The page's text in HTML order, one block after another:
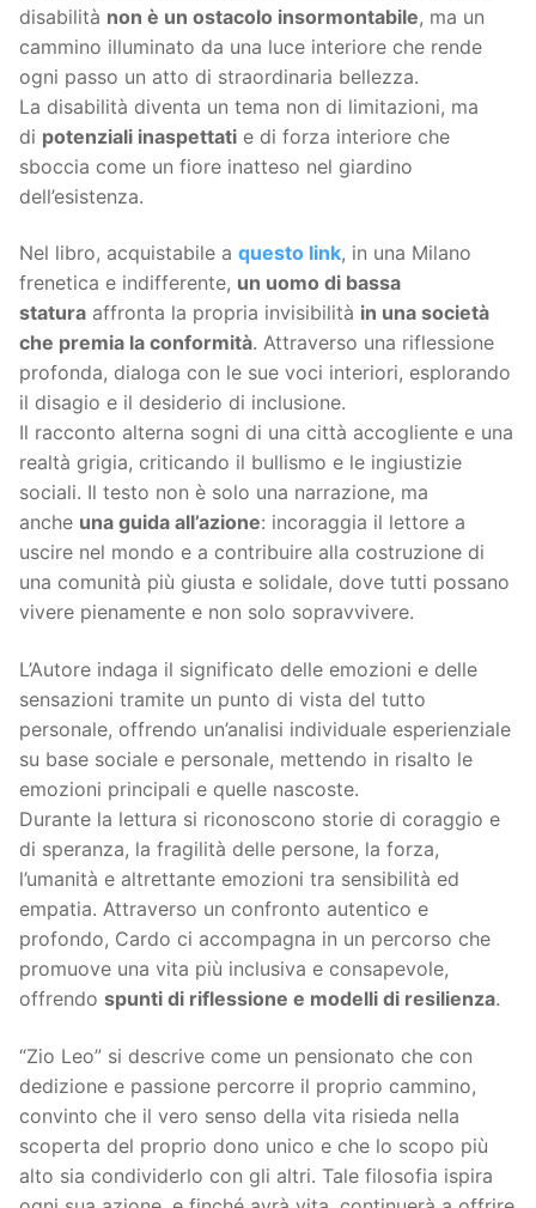
disabilità non è un ostacolo insormontabile, ma un
cammino illuminato da una luce interiore che rende
ogni passo un atto di straordinaria bellezza.
La disabilità diventa un tema non di limitazioni, ma
di potenziali inaspettati e di forza interiore che
sboccia come un fiore inatteso nel giardino
dell’esistenza.
Nel libro, acquistabile a questo link, in una Milano
frenetica e indifferente, un uomo di bassa
statura affronta la propria invisibilità in una società
che premia la conformità. Attraverso una riflessione
profonda, dialoga con le sue voci interiori, esplorando
il disagio e il desiderio di inclusione.
Il racconto alterna sogni di una città accogliente e una
realtà grigia, criticando il bullismo e le ingiustizie
sociali. Il testo non è solo una narrazione, ma
anche una guida all’azione: incoraggia il lettore a
uscire nel mondo e a contribuire alla costruzione di
una comunità più giusta e solidale, dove tutti possano
vivere pienamente e non solo sopravvivere.
L’Autore indaga il significato delle emozioni e delle
sensazioni tramite un punto di vista del tutto
personale, offrendo un’analisi individuale esperienziale
su base sociale e personale, mettendo in risalto le
emozioni principali e quelle nascoste.
Durante la lettura si riconoscono storie di coraggio e
di speranza, la fragilità delle persone, la forza,
l’umanità e altrettante emozioni tra sensibilità ed
empatia. Attraverso un confronto autentico e
profondo, Cardo ci accompagna in un percorso che
promuove una vita più inclusiva e consapevole,
offrendo spunti di riflessione e modelli di resilienza.
“Zio Leo” si descrive come un pensionato che con
dedizione e passione percorre il proprio cammino,
convinto che il vero senso della vita risieda nella
scoperta del proprio dono unico e che lo scopo più
alto sia condividerlo con gli altri. Tale filosofia ispira